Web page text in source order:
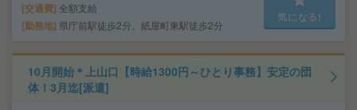
交通費 全額支給
勤務地 県庁前駅徒歩2分、紙屋町東駅徒歩2分
気になる!
10月開始＊上山口【時給1300円～ひとり事務】安定の団
体！3月迄[派遣]